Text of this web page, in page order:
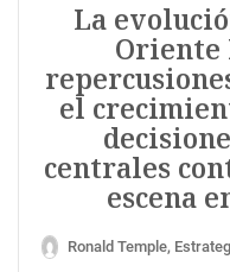
La
Oriente
el
centrales
escena